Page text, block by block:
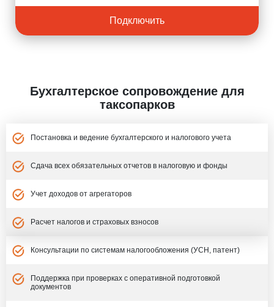
Подключить
Бухгалтерское сопровождение для
таксопарков
Постановка и ведение бухгалтерского и налогового учета
Сдача всех обязательных отчетов в налоговую и фонды
Учет доходов от агрегаторов
Расчет налогов и страховых взносов
Консультации по системам налогообложения (УСН, патент)
Поддержка при проверках с оперативной подготовкой
документов